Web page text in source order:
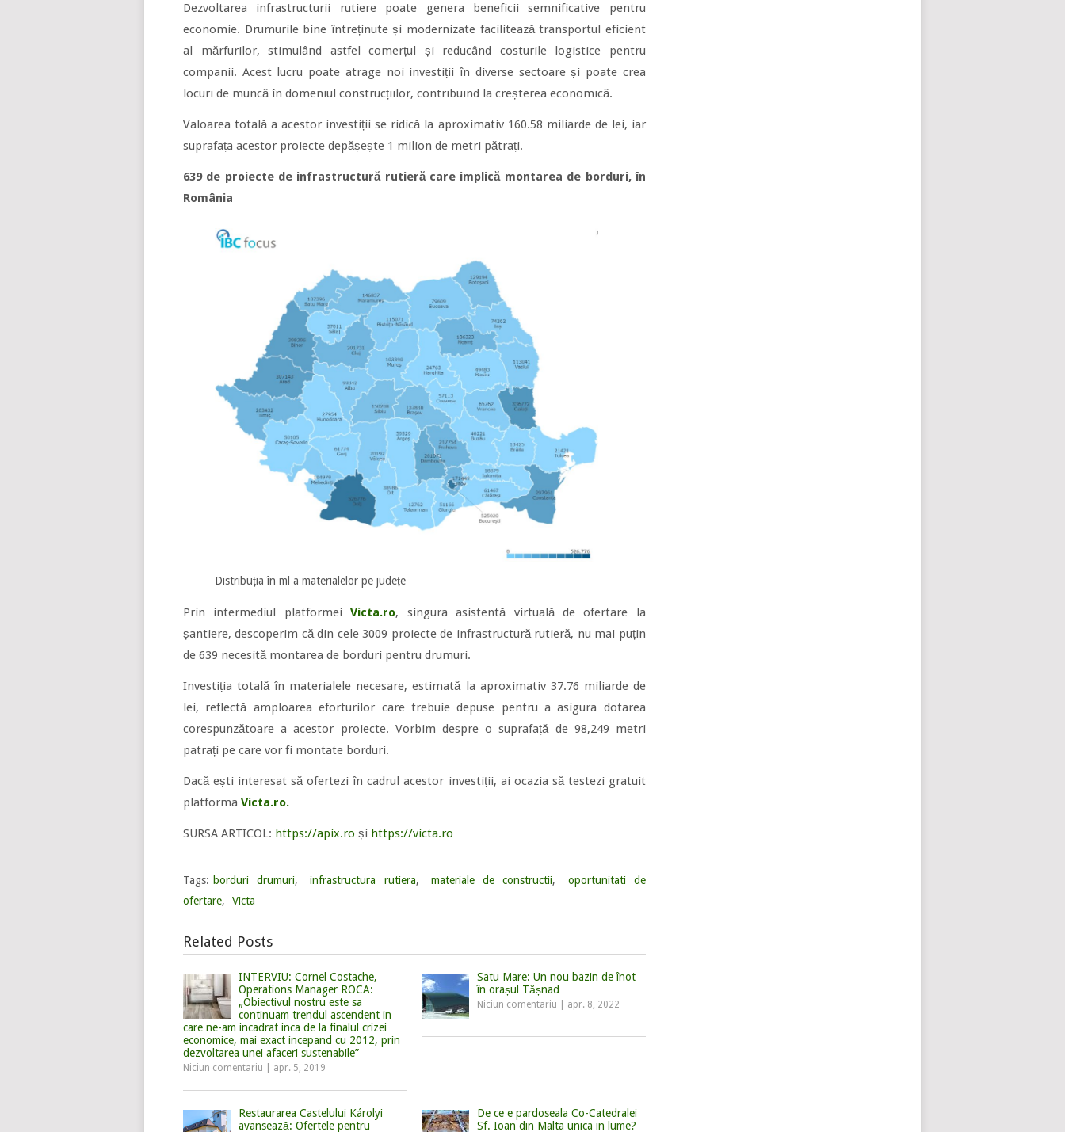
Dezvoltarea infrastructurii rutiere poate genera beneficii semnificative pentru
economie. Drumurile bine întreținute și modernizate facilitează transportul eficient
al mărfurilor, stimulând astfel comerțul și reducând costurile logistice pentru
companii. Acest lucru poate atrage noi investiții în diverse sectoare și poate crea
locuri de muncă în domeniul construcțiilor, contribuind la creșterea economică.
Valoarea totală a acestor investiții se ridică la aproximativ 160.58 miliarde de lei, iar
suprafața acestor proiecte depășește 1 milion de metri pătrați.
639 de proiecte de infrastructură rutieră care implică montarea de borduri, în
România
Distribuția în ml a materialelor pe județe
Prin intermediul platformeiVicta.ro, singura asistentă virtuală de ofertare la
șantiere, descoperim că din cele 3009 proiecte de infrastructură rutieră, nu mai puțin
de 639 necesită montarea de borduri pentru drumuri.
Investiția totală în materialele necesare, estimată la aproximativ 37.76 miliarde de
lei, reflectă amploarea eforturilor care trebuie depuse pentru a asigura dotarea
corespunzătoare a acestor proiecte. Vorbim despre o suprafață de 98,249 metri
patrați pe care vor fi montate borduri.
Dacă ești interesat să ofertezi în cadrul acestor investiții, ai ocazia să testezi gratuit
platforma Victa.ro.
SURSA ARTICOL: https://apix.ro și https://victa.ro
Tags: borduri drumuri, infrastructura rutiera, materiale de constructii,
oportunitati de
ofertare, Victa
Related Posts
INTERVIU: Cornel Costache,
Operations Manager ROCA:
„Obiectivul nostru este sa
continuam trendul ascendent in
care ne-am incadrat inca de la finalul crizei
economice, mai exact incepand cu 2012, prin
dezvoltarea unei afaceri sustenabile”
Niciun comentariu apr. 5, 2019
Satu Mare: Un nou bazin de înot
în orașul Tășnad
Niciun comentariu apr. 8, 2022
Restaurarea Castelului Károlyi
avansează: Ofertele pentru
De ce e pardoseala Co-Catedralei
Sf. Ioan din Malta unica in lume?